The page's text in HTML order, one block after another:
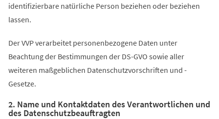
identifizierbare natürliche Person beziehen oder beziehen
lassen.
Der VVP verarbeitet personenbezogene Daten unter
Beachtung der Bestimmungen der DS-GVO sowie aller
weiteren maßgeblichen Datenschutzvorschriften und -
Gesetze.
2. Name und Kontaktdaten des Verantwortlichen und
des Datenschutzbeauftragten